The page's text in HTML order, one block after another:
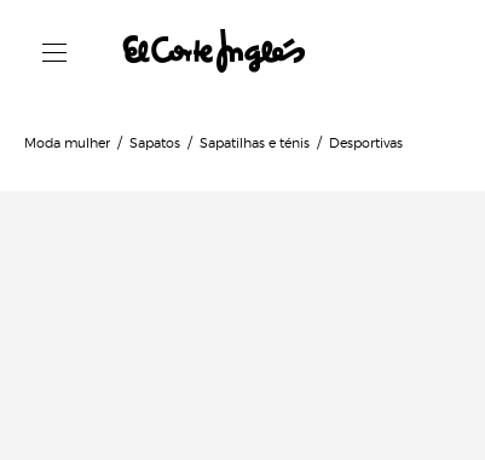
Moda mulher Sapatos Sapatilhas e ténis Desportivas